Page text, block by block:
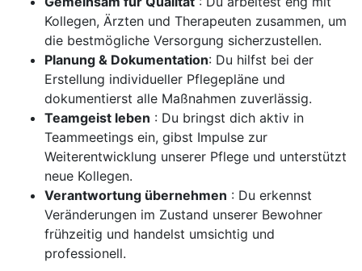
Kollegen, Ärzten und Therapeuten zusammen, um
die bestmögliche Versorgung sicherzustellen.
Planung & Dokumentation: Du hilfst bei der
Erstellung individueller Pflegepläne und
dokumentierst alle Maßnahmen zuverlässig.
Teamgeist leben : Du bringst dich aktiv in
Teammeetings ein, gibst Impulse zur
Weiterentwicklung unserer Pflege und unterstützt
neue Kollegen.
Verantwortung übernehmen : Du erkennst
Veränderungen im Zustand unserer Bewohner
frühzeitig und handelst umsichtig und
professionell.